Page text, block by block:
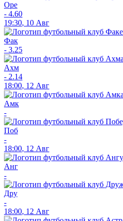
Оре
- 4.60
19:30, 10 Авг
Фак
- 3.25
Ахм
- 2.14
18:00, 12 Авг
Амк
-
Поб
-
18:00, 12 Авг
Анг
-
Дру
-
18:00, 12 Авг